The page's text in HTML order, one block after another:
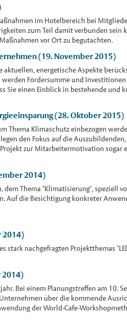
im Hotelbereich bei
zum Teil damit verbunden sein
vor Ort zu begutachten.
(19. November 2015)
energetische Aspekte
Fördersumme und
Sie einen Einblick in bestehende und
(28. Oktober 2015)
Thema Klimaschutz einbezogen
den Fokus auf die
zur Mitarbeitermotivation sogar
2014)
Thema "Klimatisierung", speziell
Auf die Besichtigung konkreter
2014)
stark nachgefragten Projektthemas
2014)
Bei einem Planungstreffen am 10.
über die kommende
der World-Cafe-